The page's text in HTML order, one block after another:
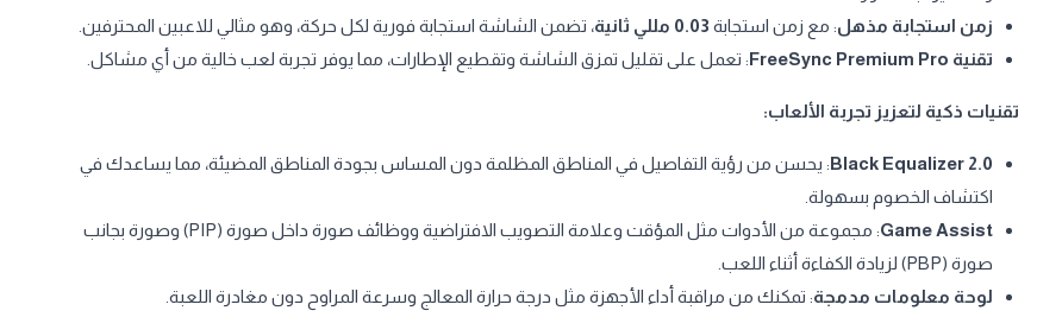
زمن استجابة مذهل: مع زمن استجابة 0.03 مللي ثانية
، تضمن الشاشة استجابة فورية لكل حركة، وهو مثالي للاعبين المحترفين.
تقنية FreeSync Premium Pro
: تعمل على تقليل تمزق الشاشة وتقطيع الإطارات، مما يوفر تجربة لعب خالية من أي مشاكل.
تقنيات ذكية لتعزيز تجربة الألعاب:
Black Equalizer 2.0: يحسن من رؤية التفاصيل في المناطق المظلمة دون المساس بجودة المناطق المضيئة، مما يساعدك في
اكتشاف الخصوم بسهولة.
Game Assist
: مجموعة من الأدوات مثل المؤقت وعلامة التصويب الافتراضية ووظائف صورة داخل صورة (PIP) وصورة بجانب
صورة (PBP) لزيادة الكفاءة أثناء اللعب.
لوحة معلومات مدمجة: تمكنك من مراقبة أداء الأجهزة مثل درجة حرارة المعالج وسرعة المراوح دون مغادرة اللعبة.